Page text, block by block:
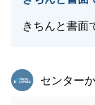
きちんと書面
東急リバブ
センター